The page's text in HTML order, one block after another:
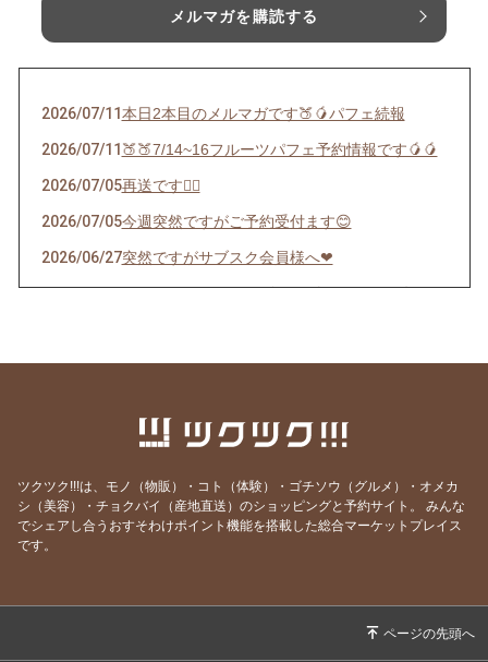
メルマガを購読する
2026/07/11本日2本目のメルマガです🍑🥭パフェ続報
2026/07/11 🍑🍑7/14~16フルーツパフェ予約情報です🥭🥭
2026/07/05再送です🙇‍♀️
2026/07/05今週突然ですがご予約受付ます😊
2026/06/27突然ですがサブスク会員様へ❤︎
2026/06/22インスタストーリーズにあげたパフェの件🍊
ます🍎
6/16算命学鑑定をご予約のお客様へ
2026/05/03🍓今シーズンラスト！苺パフェご予約受付スタ
ートご案内
2026/04/28
2026/04/28第6回はやしのマルシェは4/29🍀
ツクツク!!!は、モノ（物販）・コト（体験）・ゴチソウ（グルメ）・オメカ
シ（美容）・チョクバイ（産地直送）のショッピングと予約サイト。
みんな
でシェアし合うおすそわけポイント機能を搭載した総合マーケットプレイス
です。